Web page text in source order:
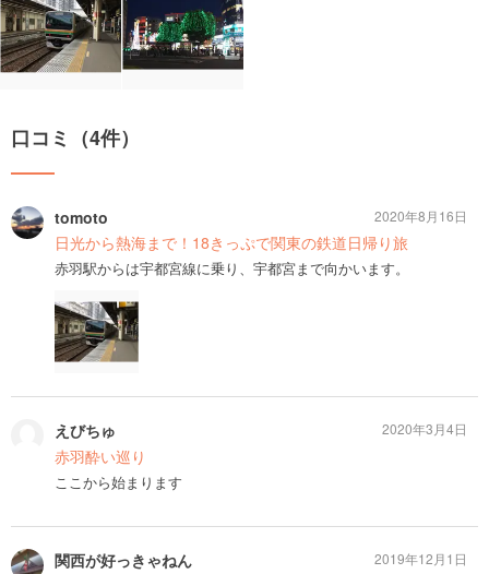
口コミ（4件）
tomoto
日光から熱海まで！18きっぷで関東の鉄道日帰り旅
赤羽駅からは宇都宮線に乗り、宇都宮まで向かいます。
2020年8月16日
えびちゅ
赤羽酔い巡り
ここから始まります
2020年3月4日
関西が好っきゃねん
2019年12月1日